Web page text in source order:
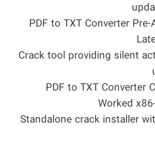
PDF to TXT Converter
Crack tool providing silent
PDF to TXT Converter
Worked
Standalone crack installer